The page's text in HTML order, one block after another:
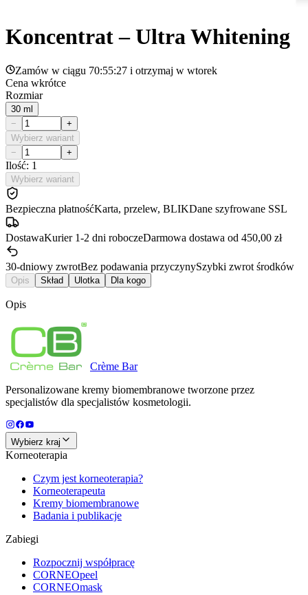
Koncentrat – Ultra Whitening
Zamów w ciągu 70:55:27 i otrzymaj w wtorek
Cena wkrótce
Rozmiar
30 ml
−
+
Wybierz wariant
−
+
Ilość: 1
Wybierz wariant
Bezpieczna płatnośćKarta, przelew, BLIKDane szyfrowane SSL
DostawaKurier 1-2 dni roboczeDarmowa dostawa od 450,00 zł
30-dniowy zwrotBez podawania przyczynySzybki zwrot środków
Opis Skład Ulotka Dla kogo
Opis
Crème Bar
Personalizowane kremy biomembranowe tworzone przez
specjalistów dla specjalistów kosmetologii.
Wybierz kraj
Korneoterapia
Czym jest korneoterapia?
Korneoterapeuta
Kremy biomembranowe
Badania i publikacje
Zabiegi
Rozpocznij współpracę
CORNEOpeel
CORNEOmask